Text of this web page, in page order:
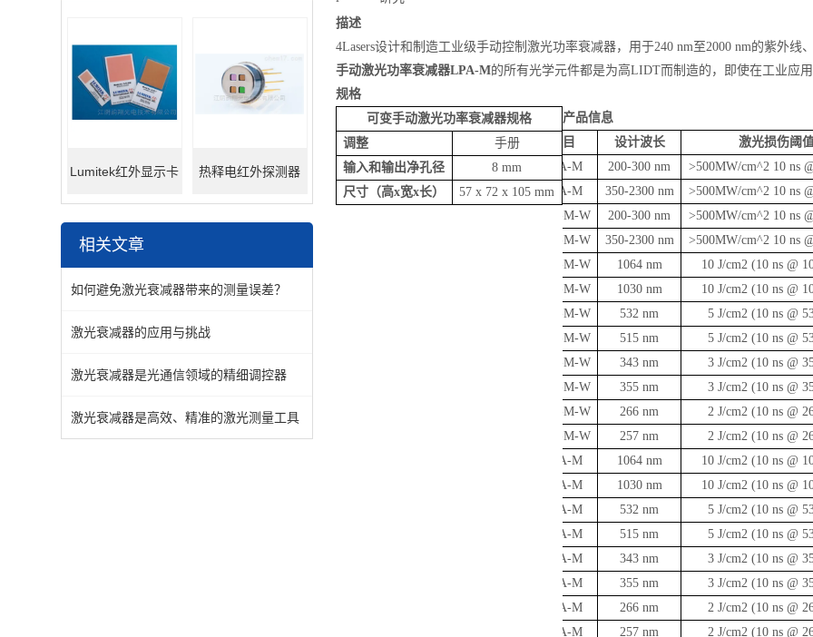
Lumitek红外显示卡 热释电红外探测器
相关文章
如何避免激光衰减器带来的测量误差？
激光衰减器的应用与挑战
激光衰减器是光通信领域的精细调控器
激光衰减器是高效、精准的激光测量工具
描述
4Lasers设计和制造工业级手动控制激光功率衰减器，用于240 nm至2000 nm的紫外线
手动激光功率衰减器LPA-M的所有光学元件都是为高LIDT而制造的，即使在工业应
规格
可变手动激光功率衰减器规格
调整
手册
输入和输出净孔径
8mm
尺寸（高x宽x长） 57 x 72 x 105 mm
产品信息
项目
设计波长 激光损伤阈
LPA-M
200-300 nm >500MW/cm^2 10 ns
LPA-M
350-2300 nm >500MW/cm^2 10 ns
LPA-M-W
200-300 nm >500MW/cm^2 10 ns
LPA-M-W
350-2300 nm >500MW/cm^2 10 ns
LPA-M-W
1064 nm 10 J/cm2 (10 ns @
LPA-M-W
1030 nm 10 J/cm2 (10 ns @
LPA-M-W
532 nm 5 J/cm2 (10 ns @
LPA-M-W
515 nm 5 J/cm2 (10 ns @
LPA-M-W
343 nm 3 J/cm2 (10 ns @
LPA-M-W
355 nm 3 J/cm2 (10 ns @
LPA-M-W
266 nm 2 J/cm2 (10 ns @
LPA-M-W
257 nm 2 J/cm2 (10 ns @
LPA-M
1064 nm 10 J/cm2 (10 ns @
LPA-M
1030 nm 10 J/cm2 (10 ns @
LPA-M
532 nm 5 J/cm2 (10 ns @
LPA-M
515 nm 5 J/cm2 (10 ns @
LPA-M
343 nm 3 J/cm2 (10 ns @
LPA-M
355 nm 3 J/cm2 (10 ns @
LPA-M
266 nm 2 J/cm2 (10 ns @
LPA-M
257 nm 2 J/cm2 (10 ns @